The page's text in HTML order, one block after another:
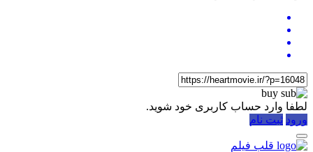
لطفا وارد حساب کاربری خود شوید.
ورود ثبت نام
قلب فیلم